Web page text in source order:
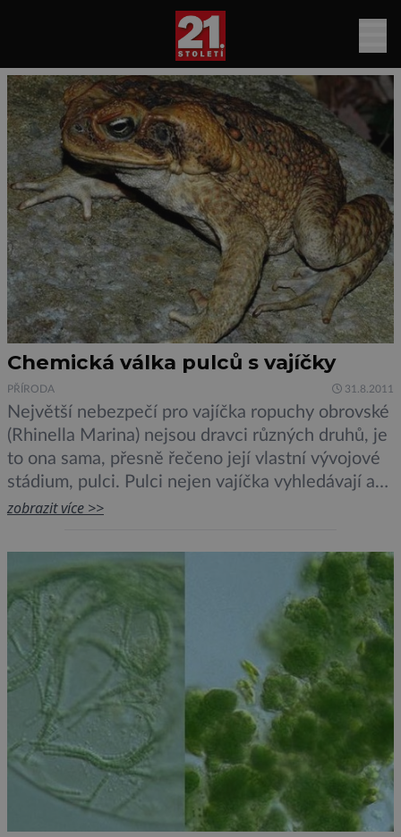
Chemická válka pulců s vajíčky
PŘÍRODA 31.8.2011
Největší nebezpečí pro vajíčka ropuchy obrovské
(Rhinella Marina) nejsou dravci různých druhů, je
to ona sama, přesně řečeno její vlastní vývojové
stádium, pulci. Pulci nejen vajíčka vyhledávají a
jedí, ale mají i rafinovanější metody, jak zabránit
vody chemické látky, které inhibují růst embryí.
To vše je součástí intenzivního soutěžení […]
zobrazit více >>